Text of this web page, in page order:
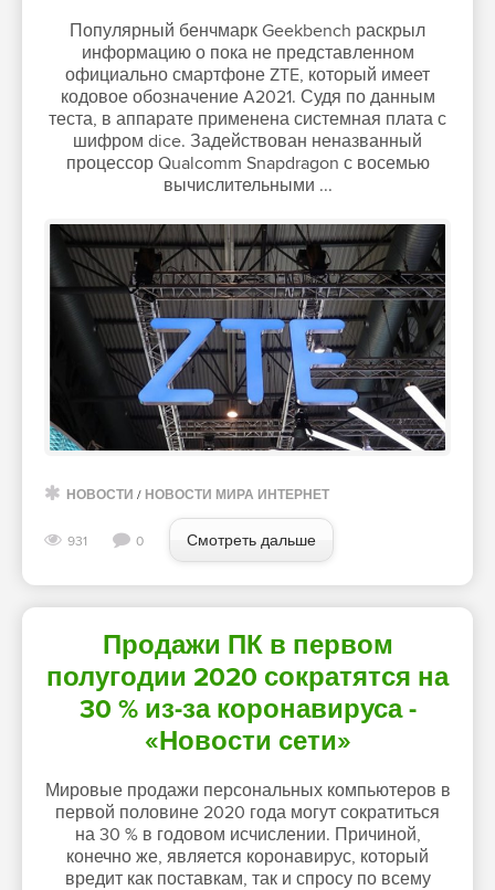
Популярный бенчмарк Geekbench раскрыл
информацию о пока не представленном
официально смартфоне ZTE, который имеет
кодовое обозначение A2021. Судя по данным
теста, в аппарате применена системная плата с
шифром dice. Задействован неназванный
процессор Qualcomm Snapdragon с восемью
вычислительными ...
НОВОСТИ / НОВОСТИ МИРА ИНТЕРНЕТ
931 0 Смотреть дальше
Продажи ПК в первом
полугодии 2020 сократятся на
30 % из-за коронавируса -
«Новости сети»
Мировые продажи персональных компьютеров в
первой половине 2020 года могут сократиться
на 30 % в годовом исчислении. Причиной,
конечно же, является коронавирус, который
вредит как поставкам, так и спросу по всему